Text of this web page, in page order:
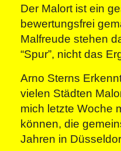
Der Malort ist ein
bewertungsfrei
Malfreude stehen
“Spur”, nicht das
Arno Sterns
vielen Städten
mich letzte Woche
können, die
Jahren in